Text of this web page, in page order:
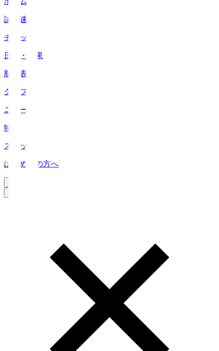
試合速報
チケット
日程・結果
順位表
クラブ
ニュース
特集
スタッツ
はじめての方へ